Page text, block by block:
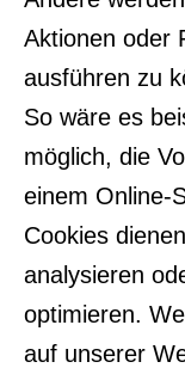
Aktionen oder
ausführen zu
So wäre es
möglich, die
einem Online-
Cookies
analysieren
optimieren.
auf unserer